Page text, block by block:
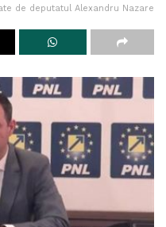
de deputatul Alexandru Nazare